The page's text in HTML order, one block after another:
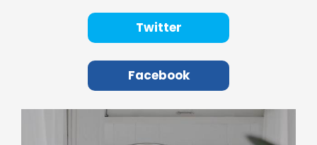
Twitter
Facebook